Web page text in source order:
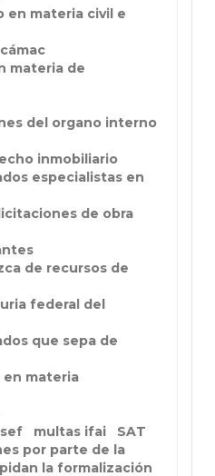
en materia civil e
materia de
del organo interno
inmobiliario
especialistas en
de obra
de recursos de
federal del
que sepa de
en materia
multas ifai
SAT
por parte de la
la formalización